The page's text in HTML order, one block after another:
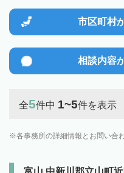
市区町村
相談内容
全5件中 1~5件を表示
各事務所の詳細情報とお問い合